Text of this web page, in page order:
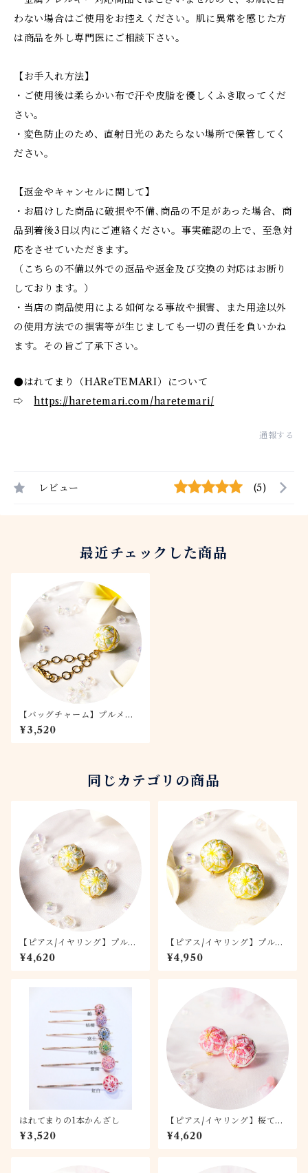
わない場合はご使用をお控えください。肌に異常を感じた方
は商品を外し専門医にご相談下さい。
【お手入れ方法】
・ご使用後は柔らかい布で汗や皮脂を優しくふき取ってくだ
さい。
・変色防止のため、直射日光のあたらない場所で保管してく
ださい。
【返金やキャンセルに関して】
・お届けした商品に破損や不備､商品の不足があった場合、商
品到着後3日以内にご連絡ください。事実確認の上で、至急対
応をさせていただきます。
（こちらの不備以外での返品や返金及び交換の対応はお断り
しております。）
・当店の商品使用による如何なる事故や損害、また用途以外
の使用方法での損害等が生じましても一切の責任を負いかね
ます。その旨ご了承下さい。
●はれてまり（HAReTEMARI）について
⇨https://haretemari.com/haretemari/
通報する
レビュー (5)
最近チェックした商品
【バッグチャーム】プルメリ
ア
¥3,520
同じカテゴリの商品
【ピアス/イヤリング】プルメ
リア 1.5
¥4,620
【ピアス/イヤリング】プルメ
リア 2.0
¥4,950
はれてまりの1本かんざし
¥3,520
【ピアス/イヤリング】桜てま
り -桃桜- 1.5
¥4,620